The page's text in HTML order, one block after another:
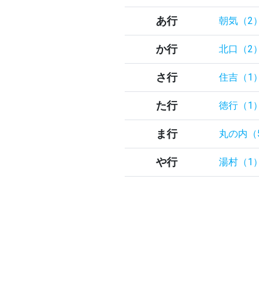
あ行 朝気（2）
か行 北口（2）
さ行 住吉（1）
た行 徳行（1）
ま行 丸の内（
や行 湯村（1）